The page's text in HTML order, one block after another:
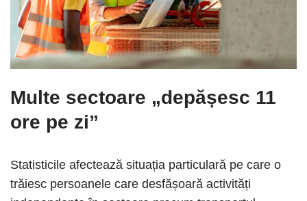
Multe sectoare „depășesc 11
ore pe zi”
Statisticile afectează situația particulară pe care o
trăiesc persoanele care desfășoară activități